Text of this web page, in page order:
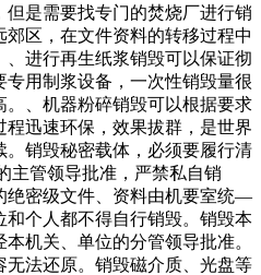
是需要找专门的焚烧厂进行销
区，在文件资料的转移过程中
进行再生纸浆销毁可以保证彻
用制浆设备，一次性销毁量很
、机器粉碎销毁可以根据要求
迅速环保，效果拔群，是世界
。销毁秘密载体，必须要履行清
主管领导批准，严禁私自销
绝密级文件、资料由机要室统—
和个人都不得自行销毁。销毁本
机关、单位的分管领导批准。
法还原。销毁磁介质、光盘等